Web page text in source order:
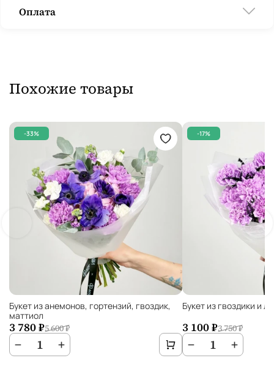
Оплата
Похожие товары
-33%
Букет из анемонов, гортензий, гвоздик,
маттиол
3 780 ₽5 600 ₽
− 1 +
-17%
Букет из гвоздики и
3 100 ₽3 750 ₽
− 1 +